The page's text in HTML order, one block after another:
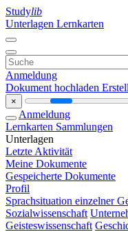
Studylib
Unterlagen Lernkarten
Anmeldung
Dokument hochladen
×
Anmeldung
Lernkarten Sammlungen
Unterlagen
Letzte Aktivität
Meine Dokumente
Gespeicherte Dokumente
Profil
Sprachsituation einzelner
Sozialwissenschaft
Geisteswissenschaft